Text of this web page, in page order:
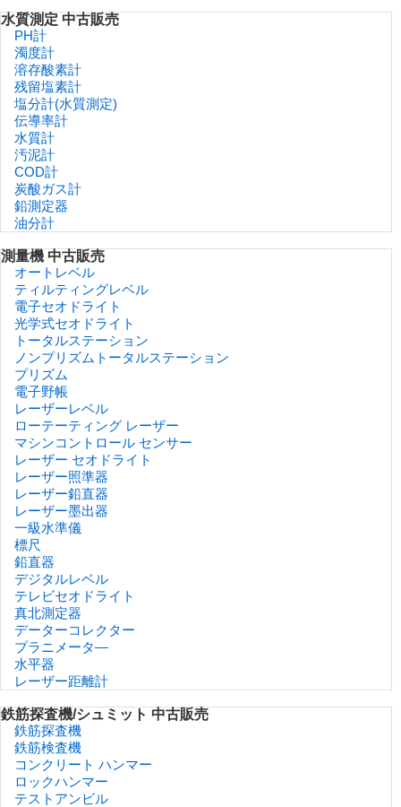
水質測定 中古販売
PH計
濁度計
溶存酸素計
残留塩素計
塩分計(水質測定)
伝導率計
水質計
汚泥計
COD計
炭酸ガス計
鉛測定器
油分計
測量機 中古販売
オートレベル
ティルティングレベル
電子セオドライト
光学式セオドライト
トータルステーション
ノンプリズムトータルステーション
プリズム
電子野帳
レーザーレベル
ローテーティング レーザー
マシンコントロール センサー
レーザー セオドライト
レーザー照準器
レーザー鉛直器
レーザー墨出器
一級水準儀
標尺
鉛直器
デジタルレベル
テレビセオドライト
真北測定器
データーコレクター
プラニメータ―
水平器
レーザー距離計
鉄筋探査機/シュミット 中古販売
鉄筋探査機
鉄筋検査機
コンクリート ハンマー
ロックハンマー
テストアンビル